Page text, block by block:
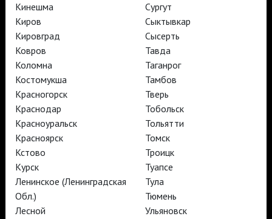
АРТ-ЛЕКТОРИЙ В КИНО
TheatreHD
TheatreHD Опера
TheatreHD Балет в кино
АРТ-ЛЕКТОРИЙ В КИНО
TheatreHD
Подписаться на рассылку
Поддержать
Стать волонтёром
Как организовать показ в вашем городе
Партнёры
Контакты
© TheatreHD 2026
18+
Кинешма
Киров
Кировград
Ковров
Коломна
Костомукша
Красногорск
Краснодар
Красноуральск
Красноярск
Кстово
Курск
Ленинское (Ленинградская
Обл.)
Лесной
Сургут
Сыктывкар
Сысерть
Тавда
Таганрог
Тамбов
Тверь
Тобольск
Тольятти
Томск
Троицк
Туапсе
Тула
Тюмень
Ульяновск